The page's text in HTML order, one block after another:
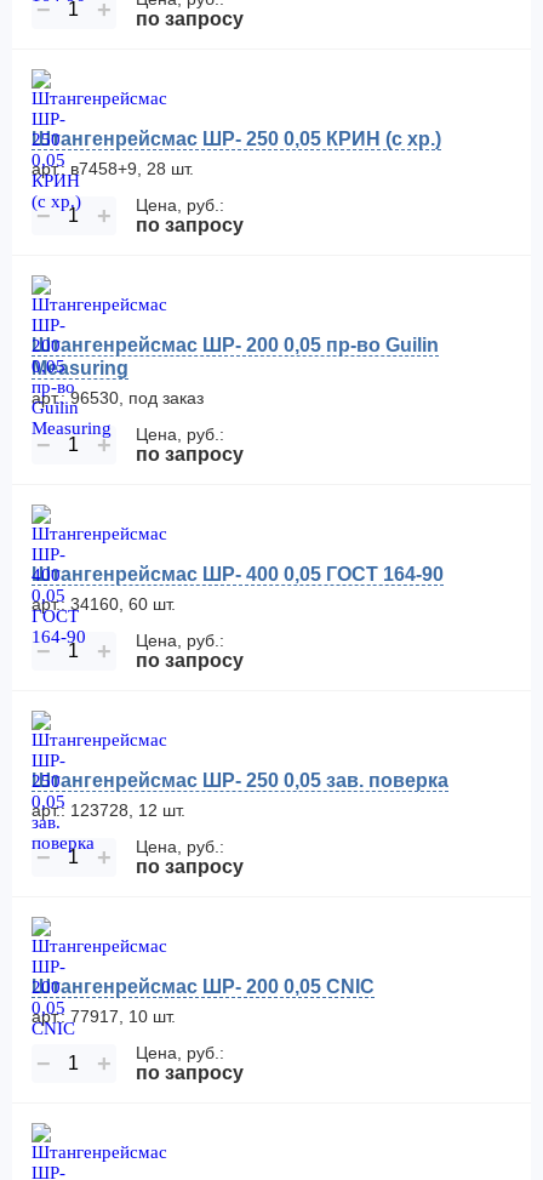
− + по запросу
Штангенрейсмас ШР- 250 0,05 КРИН (с хр.)
арт.: в7458+9, 28 шт.
− + Цена, руб.:
по запросу
Штангенрейсмас ШР- 200 0,05 пр-во Guilin
Measuring
арт.: 96530, под заказ
− + Цена, руб.:
по запросу
Штангенрейсмас ШР- 400 0,05 ГОСТ 164-90
арт.: 34160, 60 шт.
− + Цена, руб.:
по запросу
Штангенрейсмас ШР- 250 0,05 зав. поверка
арт.: 123728, 12 шт.
− + Цена, руб.:
по запросу
Штангенрейсмас ШР- 200 0,05 CNIC
арт.: 77917, 10 шт.
− + Цена, руб.:
по запросу